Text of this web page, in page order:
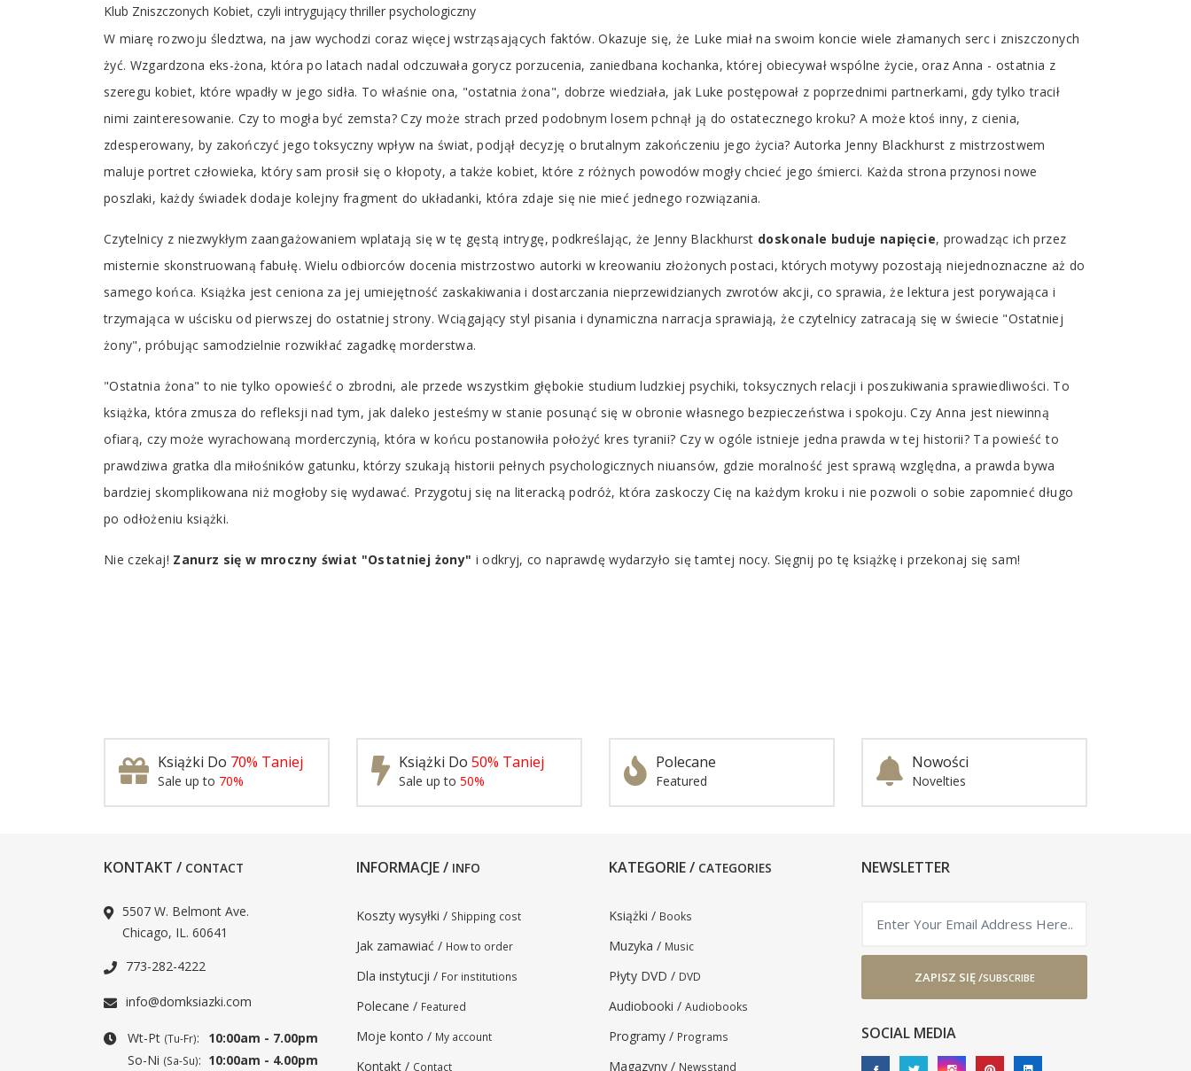
Klub Zniszczonych Kobiet, czyli intrygujący thriller psychologiczny
W miarę rozwoju śledztwa, na jaw wychodzi coraz więcej wstrząsających faktów. Okazuje się, że Luke miał na swoim koncie wiele złamanych serc i zniszczonych
żyć. Wzgardzona eks-żona, która po latach nadal odczuwała gorycz porzucenia, zaniedbana kochanka, której obiecywał wspólne życie, oraz Anna - ostatnia z
szeregu kobiet, które wpadły w jego sidła. To właśnie ona, "ostatnia żona", dobrze wiedziała, jak Luke postępował z poprzednimi partnerkami, gdy tylko tracił
nimi zainteresowanie. Czy to mogła być zemsta? Czy może strach przed podobnym losem pchnął ją do ostatecznego kroku? A może ktoś inny, z cienia,
zdesperowany, by zakończyć jego toksyczny wpływ na świat, podjął decyzję o brutalnym zakończeniu jego życia? Autorka Jenny Blackhurst z mistrzostwem
maluje portret człowieka, który sam prosił się o kłopoty, a także kobiet, które z różnych powodów mogły chcieć jego śmierci. Każda strona przynosi nowe
poszlaki, każdy świadek dodaje kolejny fragment do układanki, która zdaje się nie mieć jednego rozwiązania.
Czytelnicy z niezwykłym zaangażowaniem wplatają się w tę gęstą intrygę, podkreślając, że Jenny Blackhurst doskonale buduje napięcie, prowadząc ich przez
misternie skonstruowaną fabułę. Wielu odbiorców docenia mistrzostwo autorki w kreowaniu złożonych postaci, których motywy pozostają niejednoznaczne aż do
samego końca. Książka jest ceniona za jej umiejętność zaskakiwania i dostarczania nieprzewidzianych zwrotów akcji, co sprawia, że lektura jest porywająca i
trzymająca w uścisku od pierwszej do ostatniej strony. Wciągający styl pisania i dynamiczna narracja sprawiają, że czytelnicy zatracają się w świecie "Ostatniej
żony", próbując samodzielnie rozwikłać zagadkę morderstwa.
"Ostatnia żona" to nie tylko opowieść o zbrodni, ale przede wszystkim głębokie studium ludzkiej psychiki, toksycznych relacji i poszukiwania sprawiedliwości. To
książka, która zmusza do refleksji nad tym, jak daleko jesteśmy w stanie posunąć się w obronie własnego bezpieczeństwa i spokoju. Czy Anna jest niewinną
ofiarą, czy może wyrachowaną morderczynią, która w końcu postanowiła położyć kres tyranii? Czy w ogóle istnieje jedna prawda w tej historii? Ta powieść to
prawdziwa gratka dla miłośników gatunku, którzy szukają historii pełnych psychologicznych niuansów, gdzie moralność jest sprawą względna, a prawda bywa
bardziej skomplikowana niż mogłoby się wydawać. Przygotuj się na literacką podróż, która zaskoczy Cię na każdym kroku i nie pozwoli o sobie zapomnieć długo
po odłożeniu książki.
Nie czekaj! Zanurz się w mroczny świat "Ostatniej żony" i odkryj, co naprawdę wydarzyło się tamtej nocy. Sięgnij po tę książkę i przekonaj się sam!
Książki Do 70% Taniej
Sale up to 70%
Książki Do 50% Taniej
Sale up to 50%
Polecane
Featured
Nowości
Novelties
KONTAKT / CONTACT
5507 W. Belmont Ave.
Chicago, IL. 60641
773-282-4222
info@domksiazki.com
Wt-Pt (Tu-Fr):
10:00am - 7.00pm
So-Ni (Sa-Su): 10:00am - 4.00pm
INFORMACJE / INFO
Koszty wysyłki / Shipping cost
Jak zamawiać / How to order
Dla instytucji / For institutions
Polecane / Featured
Moje konto / My account
Kontakt / Contact
KATEGORIE / CATEGORIES
Książki / Books
Muzyka / Music
Płyty DVD / DVD
Audiobooki / Audiobooks
Programy / Programs
Magazyny / Newsstand
NEWSLETTER
ZAPISZ SIĘ /SUBSCRIBE
SOCIAL MEDIA